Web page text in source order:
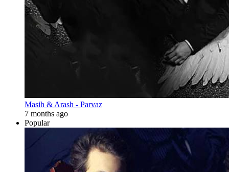
Masih & Arash - Parvaz
7 months ago
Popular